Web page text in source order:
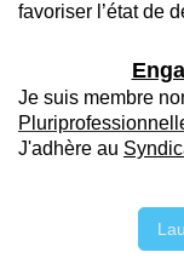
favoriser l’état de
Je suis membre
J'adhère au